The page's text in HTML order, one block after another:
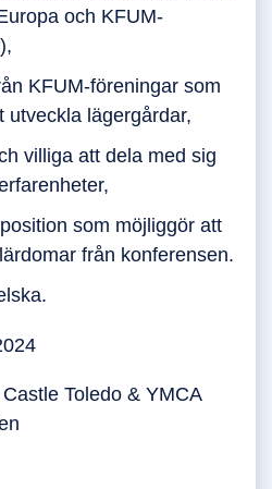
och KFUM-
KFUM-föreningar som
utveckla lägergårdar,
villiga att dela med sig
som möjliggör att
från konferensen.
Toledo & YMCA